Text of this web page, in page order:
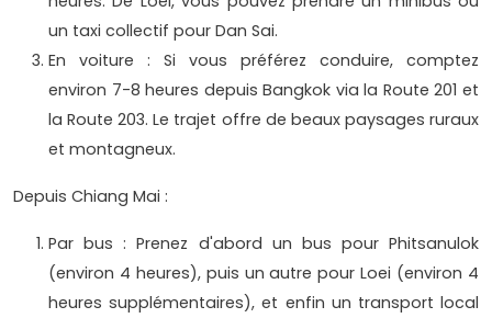
un taxi collectif pour Dan Sai.
En voiture : Si vous préférez conduire, comptez
environ 7-8 heures depuis Bangkok via la Route 201 et
la Route 203. Le trajet offre de beaux paysages ruraux
et montagneux.
Depuis Chiang Mai :
Par bus : Prenez d'abord un bus pour Phitsanulok
(environ 4 heures), puis un autre pour Loei (environ 4
heures supplémentaires), et enfin un transport local